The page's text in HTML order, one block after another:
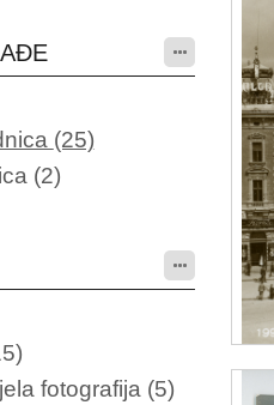
(25)
(2)
fotografija (5)